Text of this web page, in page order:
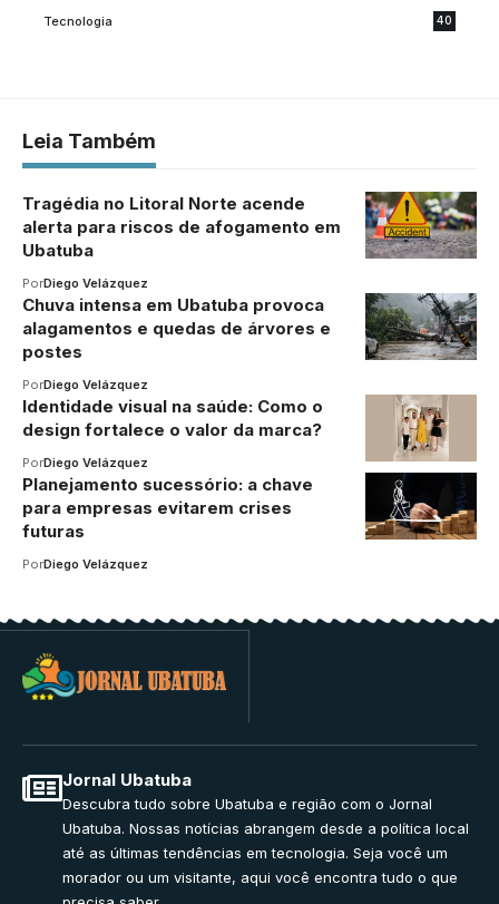
Tecnologia 40
Leia Também
Tragédia no Litoral Norte acende
alerta para riscos de afogamento em
Ubatuba
PorDiego Velázquez
Chuva intensa em Ubatuba provoca
alagamentos e quedas de árvores e
postes
PorDiego Velázquez
Identidade visual na saúde: Como o
design fortalece o valor da marca?
PorDiego Velázquez
Planejamento sucessório: a chave
para empresas evitarem crises
futuras
PorDiego Velázquez
Jornal Ubatuba
Descubra tudo sobre Ubatuba e região com o Jornal
Ubatuba. Nossas notícias abrangem desde a política local
até as últimas tendências em tecnologia. Seja você um
morador ou um visitante, aqui você encontra tudo o que